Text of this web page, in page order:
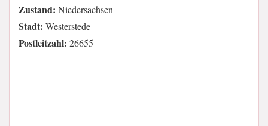
Zustand: Niedersachsen
Stadt: Westerstede
Postleitzahl: 26655